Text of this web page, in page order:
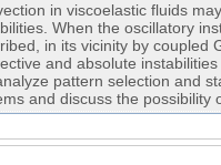
in viscoelastic fluids
When the oscillatory
in its vicinity by coupled
and absolute
pattern selection and
and discuss the possibility